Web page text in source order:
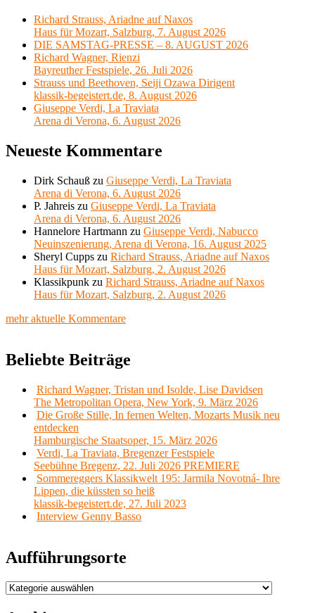
Richard Strauss, Ariadne auf Naxos
Haus für Mozart, Salzburg, 7. August 2026
DIE SAMSTAG-PRESSE – 8. AUGUST 2026
Richard Wagner, Rienzi
Bayreuther Festspiele, 26. Juli 2026
Strauss und Beethoven, Seiji Ozawa Dirigent
klassik-begeistert.de, 8. August 2026
Giuseppe Verdi, La Traviata
Arena di Verona, 6. August 2026
Neueste Kommentare
Dirk Schauß zu Giuseppe Verdi, La Traviata
Arena di Verona, 6. August 2026
P. Jahreis zu Giuseppe Verdi, La Traviata
Arena di Verona, 6. August 2026
Hannelore Hartmann zu Giuseppe Verdi, Nabucco
Neuinszenierung, Arena di Verona, 16. August 2025
Sheryl Cupps zu Richard Strauss, Ariadne auf Naxos
Haus für Mozart, Salzburg, 2. August 2026
Klassikpunk zu Richard Strauss, Ariadne auf Naxos
Haus für Mozart, Salzburg, 2. August 2026
mehr aktuelle Kommentare
Beliebte Beiträge
Richard Wagner, Tristan und Isolde, Lise Davidsen
The Metropolitan Opera, New York, 9. März 2026
Die Große Stille, In fernen Welten, Mozarts Musik neu
entdecken
Hamburgische Staatsoper, 15. März 2026
Verdi, La Traviata, Bregenzer Festspiele
Seebühne Bregenz, 22. Juli 2026 PREMIERE
Sommereggers Klassikwelt 195: Jarmila Novotná- Ihre
Lippen, die küssten so heiß
klassik-begeistert.de, 27. Juli 2023
Interview Genny Basso
Aufführungsorte
Aufführungsorte